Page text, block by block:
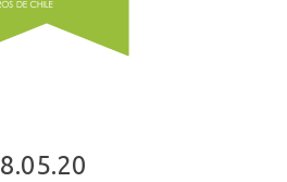
8.05.20